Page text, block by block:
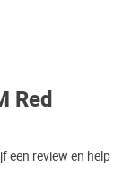
Red
een review en help